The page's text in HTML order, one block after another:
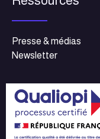
Presse & médias
Newsletter